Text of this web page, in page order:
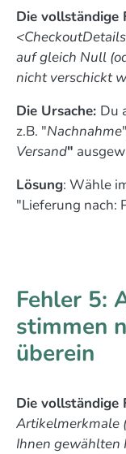
Die vollständige
auf gleich Null
nicht verschickt
Die Ursache: Du
z.B. "Nachnahme
Versand"
Lösung: Wähle
"Lieferung nach:
Fehler 5:
stimmen
überein
Die vollständige
Artikelmerkmale
Ihnen gewählten